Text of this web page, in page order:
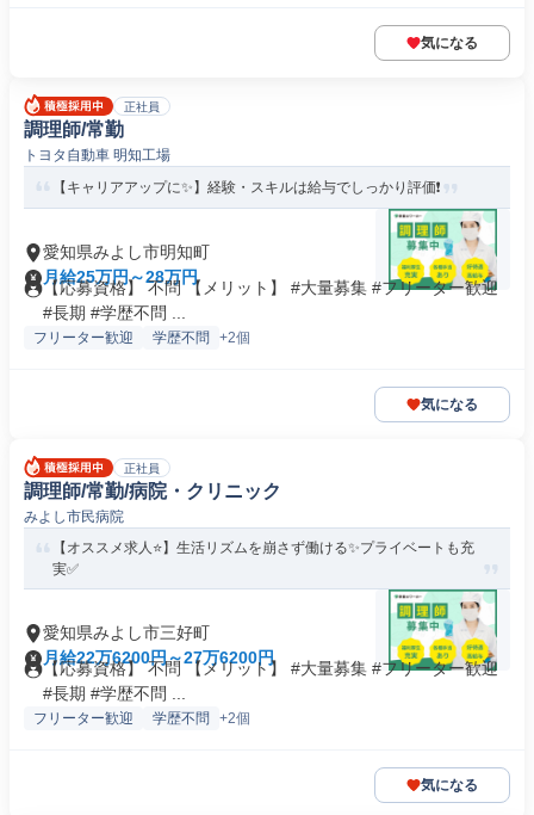
気になる
正社員
調理師/常勤
トヨタ自動車 明知工場
【キャリアアップに✨】経験・スキルは給与でしっかり評価❗️
愛知県みよし市明知町
月給25万円～28万円
【応募資格】 不問 【メリット】 #大量募集 #フリーター歓迎
#長期 #学歴不問 ...
フリーター歓迎 学歴不問 +2個
気になる
正社員
調理師/常勤/病院・クリニック
みよし市民病院
【オススメ求人⭐️】生活リズムを崩さず働ける✨プライベートも充
実✅️
愛知県みよし市三好町
月給22万6200円～27万6200円
【応募資格】 不問 【メリット】 #大量募集 #フリーター歓迎
#長期 #学歴不問 ...
フリーター歓迎 学歴不問 +2個
気になる